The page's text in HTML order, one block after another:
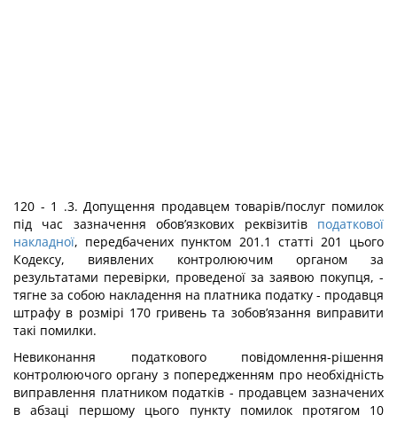
120 - 1 .3. Допущення продавцем товарів/послуг помилок
під час зазначення обов’язкових реквізитів податкової
накладної, передбачених пунктом 201.1 статті 201 цього
Кодексу, виявлених контролюючим органом за
результатами перевірки, проведеної за заявою покупця, -
тягне за собою накладення на платника податку - продавця
штрафу в розмірі 170 гривень та зобов’язання виправити
такі помилки.
Невиконання податкового повідомлення-рішення
контролюючого органу з попередженням про необхідність
виправлення платником податків - продавцем зазначених
в абзаці першому цього пункту помилок протягом 10